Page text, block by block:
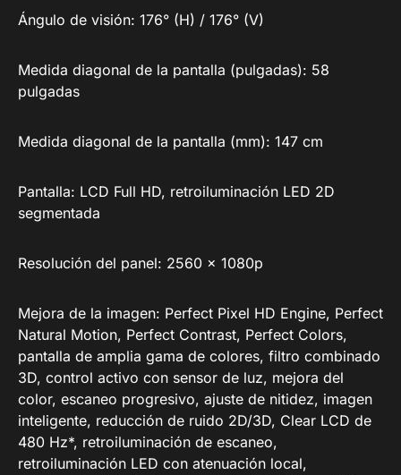
Ángulo de visión: 176° (H) / 176° (V)
Medida diagonal de la pantalla (pulgadas): 58
pulgadas
Medida diagonal de la pantalla (mm): 147 cm
Pantalla: LCD Full HD, retroiluminación LED 2D
segmentada
Resolución del panel: 2560 x 1080p
Mejora de la imagen: Perfect Pixel HD Engine, Perfect
Natural Motion, Perfect Contrast, Perfect Colors,
pantalla de amplia gama de colores, filtro combinado
3D, control activo con sensor de luz, mejora del
color, escaneo progresivo, ajuste de nitidez, imagen
inteligente, reducción de ruido 2D/3D, Clear LCD de
480 Hz*, retroiluminación de escaneo,
retroiluminación LED con atenuación local,